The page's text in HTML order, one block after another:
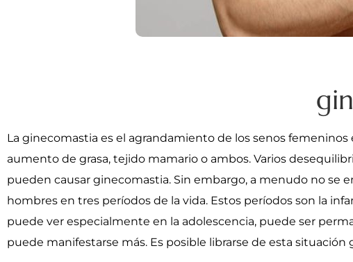
La ginecomastia es el agrandamiento de los senos
aumento de grasa, tejido mamario o ambos. Varios
pueden causar ginecomastia. Sin embargo, a menudo no se
hombres en tres períodos de la vida. Estos períodos son la
puede ver especialmente en la adolescencia, puede ser
puede manifestarse más. Es posible librarse de esta situación